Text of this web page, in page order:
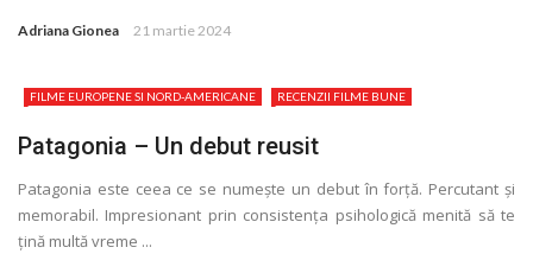
Adriana Gionea 21 martie 2024
FILME EUROPENE SI NORD-AMERICANE RECENZII FILME BUNE
Patagonia – Un debut reusit
Patagonia este ceea ce se numește un debut în forță. Percutant și
memorabil. Impresionant prin consistența psihologică menită să te
țină multă vreme ...